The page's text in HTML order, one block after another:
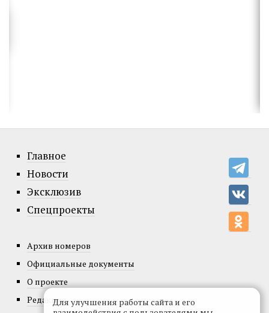
Главное
Новости
Эксклюзив
Спецпроекты
Архив номеров
Официальные документы
О проекте
РедакцияДля улучшения работы сайта и его